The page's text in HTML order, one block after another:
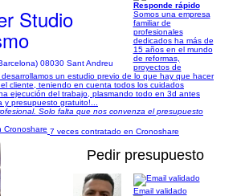
Studio
08030 Sant Andreu
Responde rápido
Somos una empresa
familiar de
profesionales
dedicados ha más de
15 años en el mundo
de reformas,
proyectos de
un estudio previo de lo que hay que hacer
cliente, teniendo en cuenta todos los cuidados
ejecución del trabajo, plasmando todo en 3d antes
y presupuesto gratuito!...
Solo falta que nos convenza el presupuesto
7 veces contratado en Cronoshare
Pedir presupuesto
Email validado